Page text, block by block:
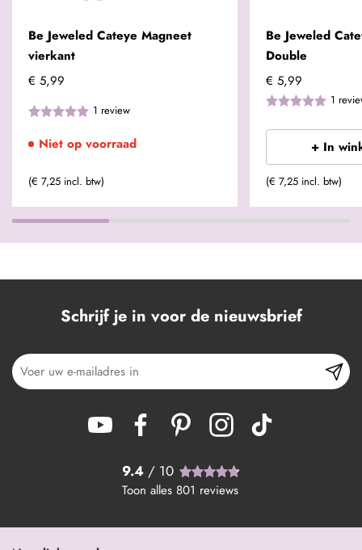
Be Jeweled Cateye Magneet
vierkant
€ 5,99
1 review
Niet op voorraad
(€ 7,25 incl. btw)
Be Jeweled
Double
€ 5,99
1
+ In
(€ 7,25 incl. btw)
Schrijf je in voor de nieuwsbrief
9.4 / 10
Toon alles 801 reviews